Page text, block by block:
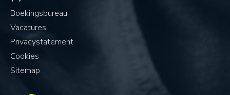
Boekingsbureau
Vacatures
Privacystatement
Cookies
Sitemap